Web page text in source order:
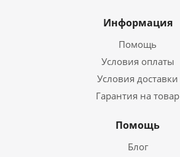
Информация
Помощь
Условия оплаты
Условия доставки
Гарантия на товар
Помощь
Блог